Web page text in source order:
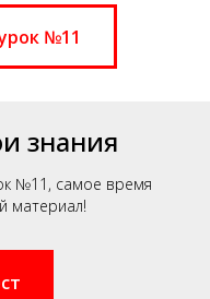
№11
знания
№11, самое время
материал!